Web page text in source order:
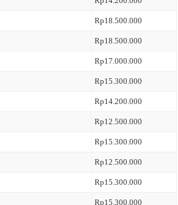
Rp18.500.000
Rp18.500.000
Rp17.000.000
Rp15.300.000
Rp14.200.000
Rp12.500.000
Rp15.300.000
Rp12.500.000
Rp15.300.000
Rp15.300.000